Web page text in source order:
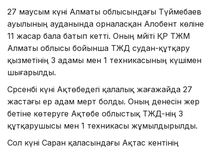
27 маусым күні Алматы облысындағы Түймебаев
ауылының ауданында орналасқан Алобент көліне
11 жасар бала батып кетті. Оның мәйіті ҚР ТЖМ
Алматы облысы бойынша ТЖД судан-құтқару
қызметінің 3 адамы мен 1 техникасының күшімен
шығарылды.
Сәрсенбі күні Ақтөбедегі қалалық жағажайда 27
жастағы ер адам мерт болды. Оның денесін жер
бетіне көтеруге Ақтөбе облыстық ТЖД-нің 3
құтқарушысы мен 1 техникасы жұмылдырылды.
Сол күні Саран қаласындағы Ақтас кентінің